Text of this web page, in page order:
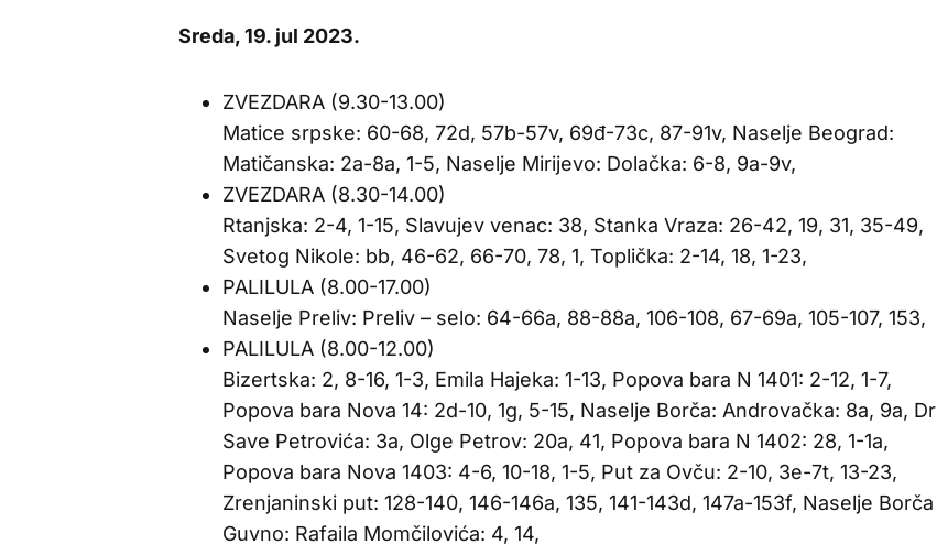
Sreda, 19. jul 2023.
ZVEZDARA (9.30-13.00)
Matice srpske: 60-68, 72d, 57b-57v, 69đ-73c, 87-91v, Naselje Beograd:
Matičanska: 2a-8a, 1-5, Naselje Mirijevo: Dolačka: 6-8, 9a-9v,
ZVEZDARA (8.30-14.00)
Rtanjska: 2-4, 1-15, Slavujev venac: 38, Stanka Vraza: 26-42, 19, 31, 35-49,
Svetog Nikole: bb, 46-62, 66-70, 78, 1, Toplička: 2-14, 18, 1-23,
PALILULA (8.00-17.00)
Naselje Preliv: Preliv – selo: 64-66a, 88-88a, 106-108, 67-69a, 105-107, 153,
PALILULA (8.00-12.00)
Bizertska: 2, 8-16, 1-3, Emila Hajeka: 1-13, Popova bara N 1401: 2-12, 1-7,
Popova bara Nova 14: 2d-10, 1g, 5-15, Naselje Borča: Androvačka: 8a, 9a, Dr
Save Petrovića: 3a, Olge Petrov: 20a, 41, Popova bara N 1402: 28, 1-1a,
Popova bara Nova 1403: 4-6, 10-18, 1-5, Put za Ovču: 2-10, 3e-7t, 13-23,
Zrenjaninski put: 128-140, 146-146a, 135, 141-143d, 147a-153f, Naselje Borča
Guvno: Rafaila Momčilovića: 4, 14,